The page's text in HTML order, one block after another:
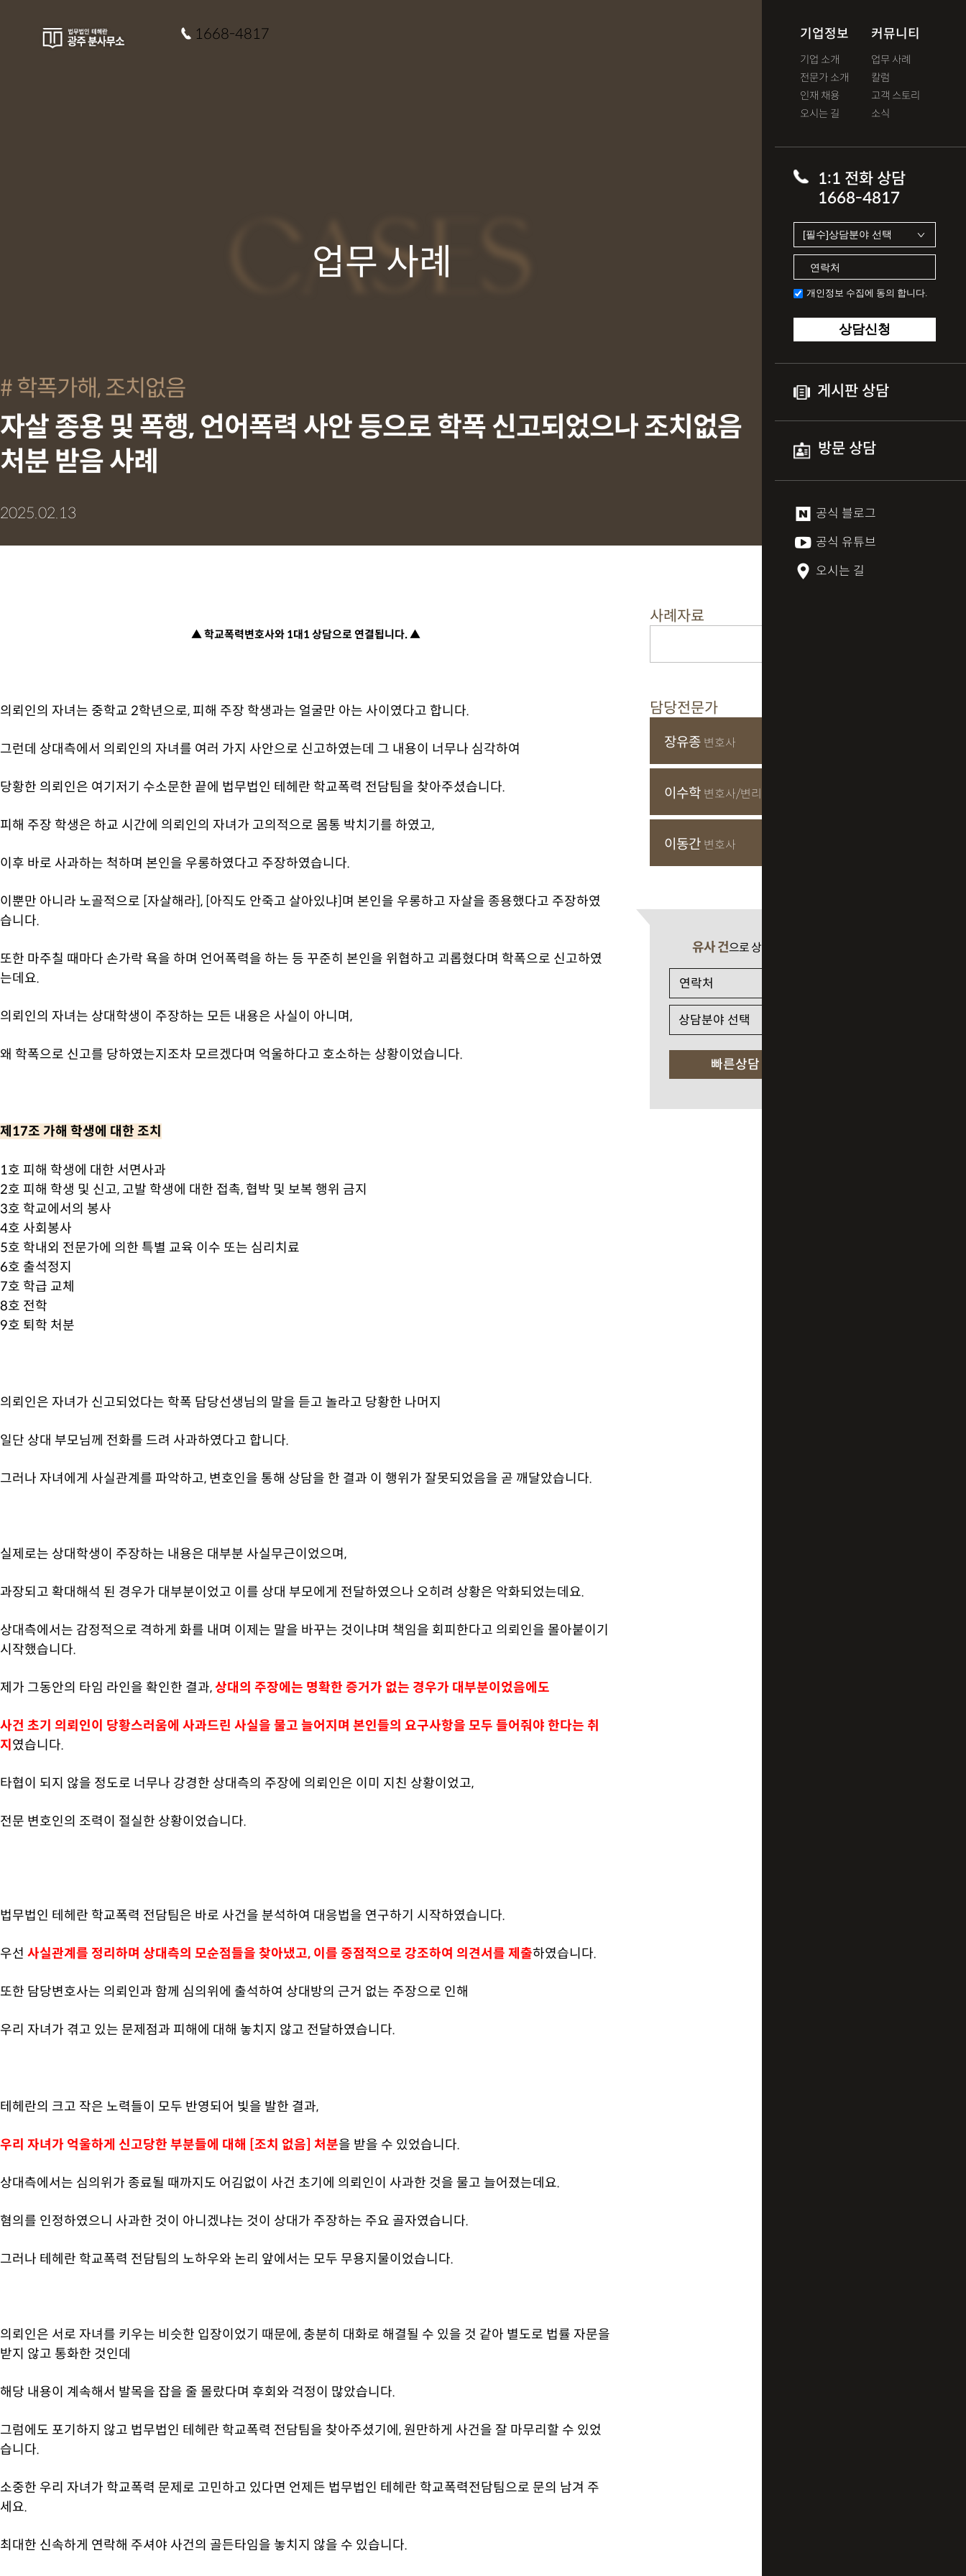
1668-4817 기업정보
기업 소개
전문가 소개
인재 채용
오시는 길
커뮤니티
업무 사례
칼럼
고객 스토리
소식
1:1 전화 상담
1668-4817
개인정보 수집에 동의 합니다.
상담신청
게시판 상담
방문 상담
공식 블로그
공식 유튜브
오시는 길
CASES
업무 사례
학폭가해, 조치없음
자살 종용 및 폭행, 언어폭력 사안 등으로 학폭 신고되었으나 조치없음
처분 받음 사례
2025.02.13
▲ 학교폭력변호사와 1대1 상담으로 연결됩니다. ▲
의뢰인의 자녀는 중학교 2학년으로, 피해 주장 학생과는 얼굴만 아는 사이였다고 합니다.
그런데 상대측에서 의뢰인의 자녀를 여러 가지 사안으로 신고하였는데 그 내용이 너무나 심각하여
당황한 의뢰인은 여기저기 수소문한 끝에 법무법인 테헤란 학교폭력 전담팀을 찾아주셨습니다.
피해 주장 학생은 하교 시간에 의뢰인의 자녀가 고의적으로 몸통 박치기를 하였고,
이후 바로 사과하는 척하며 본인을 우롱하였다고 주장하였습니다.
이뿐만 아니라 노골적으로 [자살해라], [아직도 안죽고 살아있냐]며 본인을 우롱하고 자살을 종용했다고 주장하였
습니다.
또한 마주칠 때마다 손가락 욕을 하며 언어폭력을 하는 등 꾸준히 본인을 위협하고 괴롭혔다며 학폭으로 신고하였
는데요.
의뢰인의 자녀는 상대학생이 주장하는 모든 내용은 사실이 아니며,
왜 학폭으로 신고를 당하였는지조차 모르겠다며 억울하다고 호소하는 상황이었습니다.
제17조 가해 학생에 대한 조치
1호 피해 학생에 대한 서면사과
2호 피해 학생 및 신고, 고발 학생에 대한 접촉, 협박 및 보복 행위 금지
3호 학교에서의 봉사
4호 사회봉사
5호 학내외 전문가에 의한 특별 교육 이수 또는 심리치료
6호 출석정지
7호 학급 교체
8호 전학
9호 퇴학 처분
의뢰인은 자녀가 신고되었다는 학폭 담당선생님의 말을 듣고 놀라고 당황한 나머지
일단 상대 부모님께 전화를 드려 사과하였다고 합니다.
그러나 자녀에게 사실관계를 파악하고, 변호인을 통해 상담을 한 결과 이 행위가 잘못되었음을 곧 깨달았습니다.
실제로는 상대학생이 주장하는 내용은 대부분 사실무근이었으며,
과장되고 확대해석 된 경우가 대부분이었고 이를 상대 부모에게 전달하였으나 오히려 상황은 악화되었는데요.
상대측에서는 감정적으로 격하게 화를 내며 이제는 말을 바꾸는 것이냐며 책임을 회피한다고 의뢰인을 몰아붙이기
시작했습니다.
제가 그동안의 타임 라인을 확인한 결과,상대의 주장에는 명확한 증거가 없는 경우가 대부분이었음에도
사건 초기 의뢰인이 당황스러움에 사과드린 사실을 물고 늘어지며 본인들의 요구사항을 모두 들어줘야 한다는 취
지 였습니다.
타협이 되지 않을 정도로 너무나 강경한 상대측의 주장에 의뢰인은 이미 지친 상황이었고,
전문 변호인의 조력이 절실한 상황이었습니다.
법무법인 테헤란 학교폭력 전담팀은 바로 사건을 분석하여 대응법을 연구하기 시작하였습니다.
우선 사실관계를 정리하며 상대측의 모순점들을 찾아냈고, 이를 중점적으로 강조하여 의견서를 제출하였습니다.
또한 담당변호사는 의뢰인과 함께 심의위에 출석하여 상대방의 근거 없는 주장으로 인해
우리 자녀가 겪고 있는 문제점과 피해에 대해 놓치지 않고 전달하였습니다.
테헤란의 크고 작은 노력들이 모두 반영되어 빛을 발한 결과,
우리 자녀가 억울하게 신고당한 부분들에 대해 [조치 없음] 처분을 받을 수 있었습니다.
상대측에서는 심의위가 종료될 때까지도 어김없이 사건 초기에 의뢰인이 사과한 것을 물고 늘어졌는데요.
혐의를 인정하였으니 사과한 것이 아니겠냐는 것이 상대가 주장하는 주요 골자였습니다.
그러나 테헤란 학교폭력 전담팀의 노하우와 논리 앞에서는 모두 무용지물이었습니다.
의뢰인은 서로 자녀를 키우는 비슷한 입장이었기 때문에, 충분히 대화로 해결될 수 있을 것 같아 별도로 법률 자문을
받지 않고 통화한 것인데
해당 내용이 계속해서 발목을 잡을 줄 몰랐다며 후회와 걱정이 많았습니다.
그럼에도 포기하지 않고 법무법인 테헤란 학교폭력 전담팀을 찾아주셨기에, 원만하게 사건을 잘 마무리할 수 있었
습니다.
소중한 우리 자녀가 학교폭력 문제로 고민하고 있다면 언제든 법무법인 테헤란 학교폭력전담팀으로 문의 남겨 주
세요.
최대한 신속하게 연락해 주셔야 사건의 골든타임을 놓치지 않을 수 있습니다.
사례자료
담당전문가
장유종 변호사
이수학 변호사/변리사
이동간 변호사
유사 건으로 상담 필요 시